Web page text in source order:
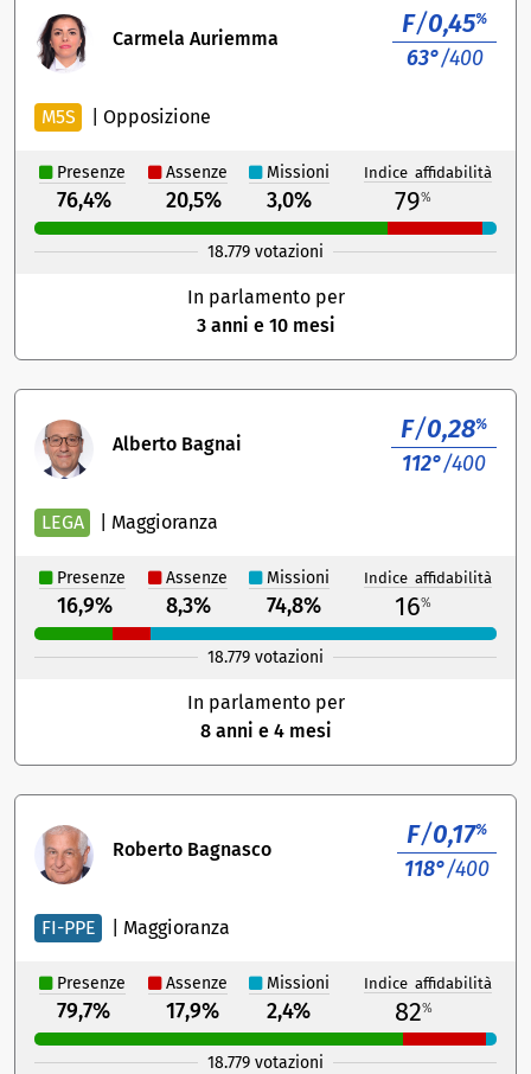
Carmela Auriemma F/0,45%
63°/400
M5S |Opposizione
Presenze Assenze Missioni Indice affidabilità
76,4% 20,5% 3,0% 79%
18.779 votazioni
In parlamento per
3 anni e 10 mesi
Alberto Bagnai F/0,28%
112°/400
LEGA Maggioranza
Presenze Assenze Missioni Indice affidabilità
16,9% 8,3% 74,8% 16%
18.779 votazioni
In parlamento per
8 anni e 4 mesi
Roberto Bagnasco F/0,17%
118°/400
FI-PPE Maggioranza
Presenze Assenze Missioni Indice affidabilità
79,7% 17,9% 2,4% 82%
18.779 votazioni